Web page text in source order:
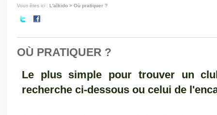
Vous êtes ici : L'aïkido > Où pratiquer ?
OÙ PRATIQUER ?
Le plus simple pour trouver un
recherche ci-dessous ou celui de